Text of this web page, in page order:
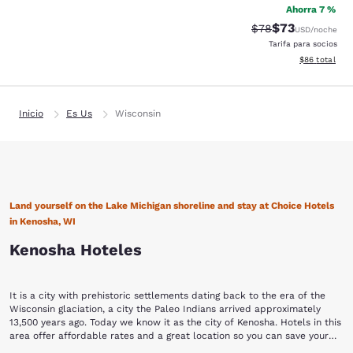
Ahorra 7 %
Precio tachado:
$78Precio con
$73USD/noche
Tarifa para socios
Ver detalles
$86 total
Inicio Es Us Wisconsin
Land yourself on the Lake Michigan shoreline and stay at Choice Hotels
in Kenosha, WI
Kenosha Hoteles
It is a city with prehistoric settlements dating back to the era of the
Wisconsin glaciation, a city the Paleo Indians arrived approximately
13,500 years ago. Today we know it as the city of Kenosha. Hotels in this
area offer affordable rates and a great location so you can save your